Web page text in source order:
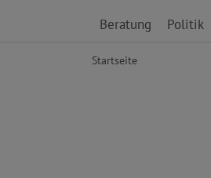
Direkt zu den
Beratung Politik
Startseite